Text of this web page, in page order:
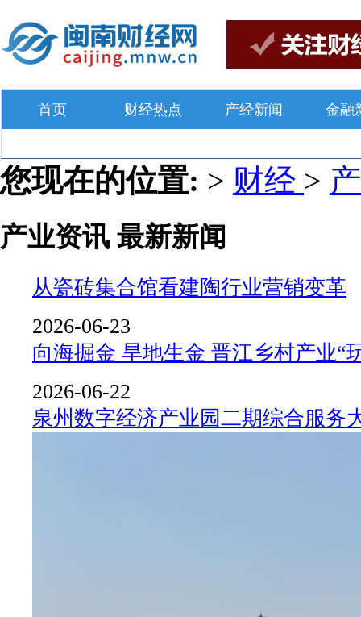
首页 财经热点 产经新闻 金融
您现在的位置: > 财经 >
产业资讯 最新新闻
从瓷砖集合馆看建陶行业营销变革
2026-06-23
向海掘金 旱地生金 晋江乡村产业“
2026-06-22
泉州数字经济产业园二期综合服务